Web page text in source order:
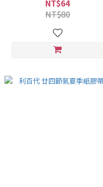
NT$64
NT$80